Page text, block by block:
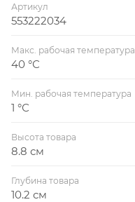
других материалов.
Артикул
553222034
Макс. рабочая температура
40 °С
Мин. рабочая температура
1 °С
Высота товара
8.8 см
Глубина товара
10.2 см